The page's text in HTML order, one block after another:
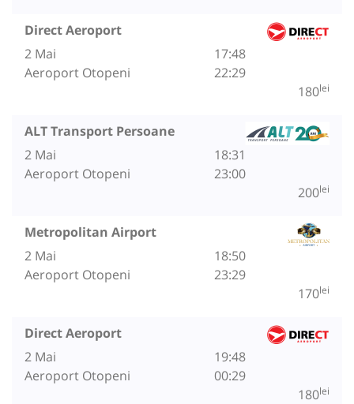
Direct Aeroport
2 Mai
Aeroport Otopeni
17:48
22:29
180lei
ALT Transport Persoane
2 Mai
Aeroport Otopeni
18:31
23:00
200lei
Metropolitan Airport
2 Mai
Aeroport Otopeni
18:50
23:29
170lei
Direct Aeroport
2 Mai
Aeroport Otopeni
19:48
00:29
180lei